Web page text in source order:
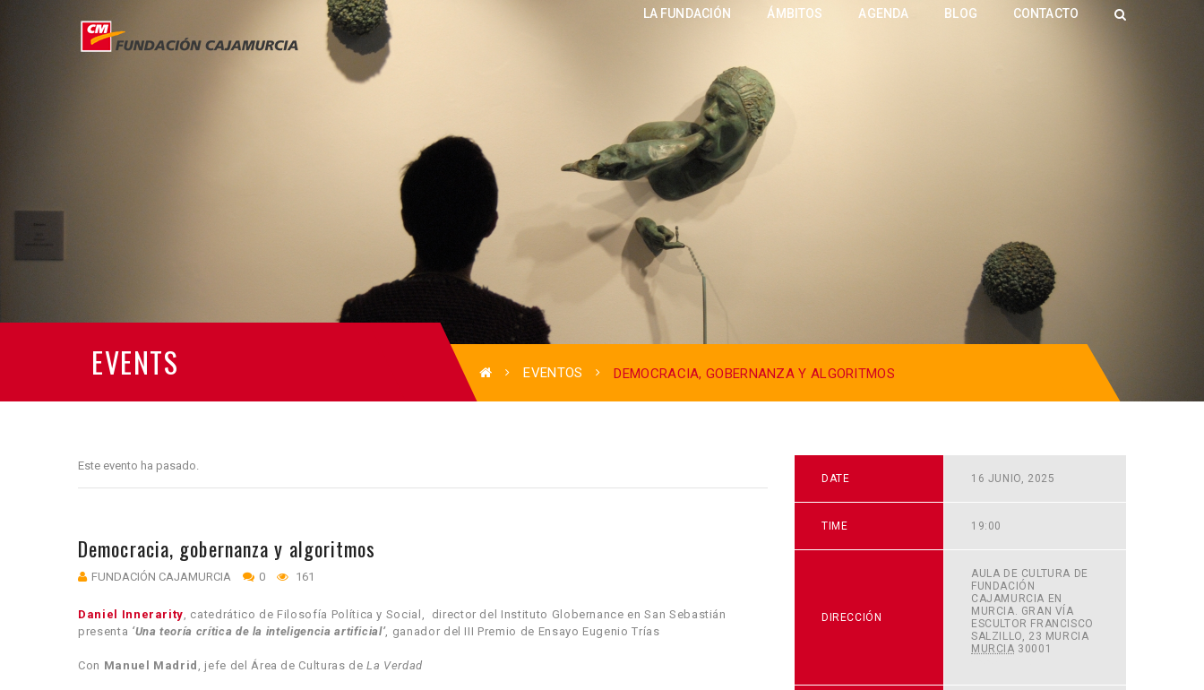
LA FUNDACIÓN ÁMBITOS AGENDA BLOG CONTACTO
EVENTS EVENTOS DEMOCRACIA, GOBERNANZA Y ALGORITMOS
Este evento ha pasado.
Democracia, gobernanza y algoritmos
FUNDACIÓN CAJAMURCIA 0 161
Daniel Innerarity, catedrático de Filosofía Política y Social, director del Instituto Globernance en San Sebastián
presenta ‘Una teoría crítica de la inteligencia artificial’, ganador del III Premio de Ensayo Eugenio Trías
Con Manuel Madrid , jefe del Área de Culturas deLa Verdad
DATE 16 JUNIO, 2025
TIME 19:00
DIRECCIÓN
AULA DE CULTURA DE
FUNDACIÓN
CAJAMURCIA EN
MURCIA. GRAN VÍA
ESCULTOR FRANCISCO
SALZILLO, 23 MURCIA
MURCIA 30001